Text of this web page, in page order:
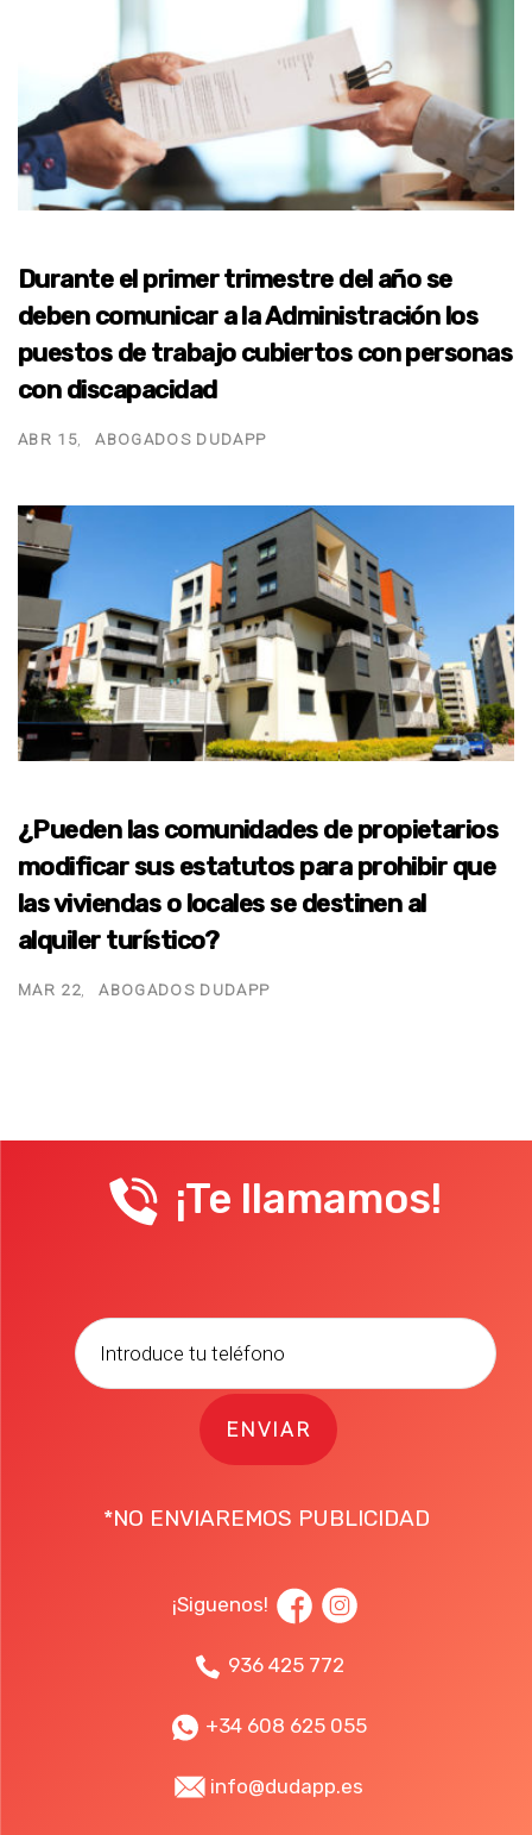
Durante el primer trimestre del año se
deben comunicar a la Administración los
puestos de trabajo cubiertos con personas
con discapacidad
ABR 15 ABOGADOS DUDAPP
¿Pueden las comunidades de propietarios
modificar sus estatutos para prohibir que
las viviendas o locales se destinen al
alquiler turístico?
MAR 22 ABOGADOS DUDAPP
¡Te llamamos!
ENVIAR
*NO ENVIAREMOS PUBLICIDAD
¡Siguenos!
936 425 772
+34 608 625 055
info@dudapp.es